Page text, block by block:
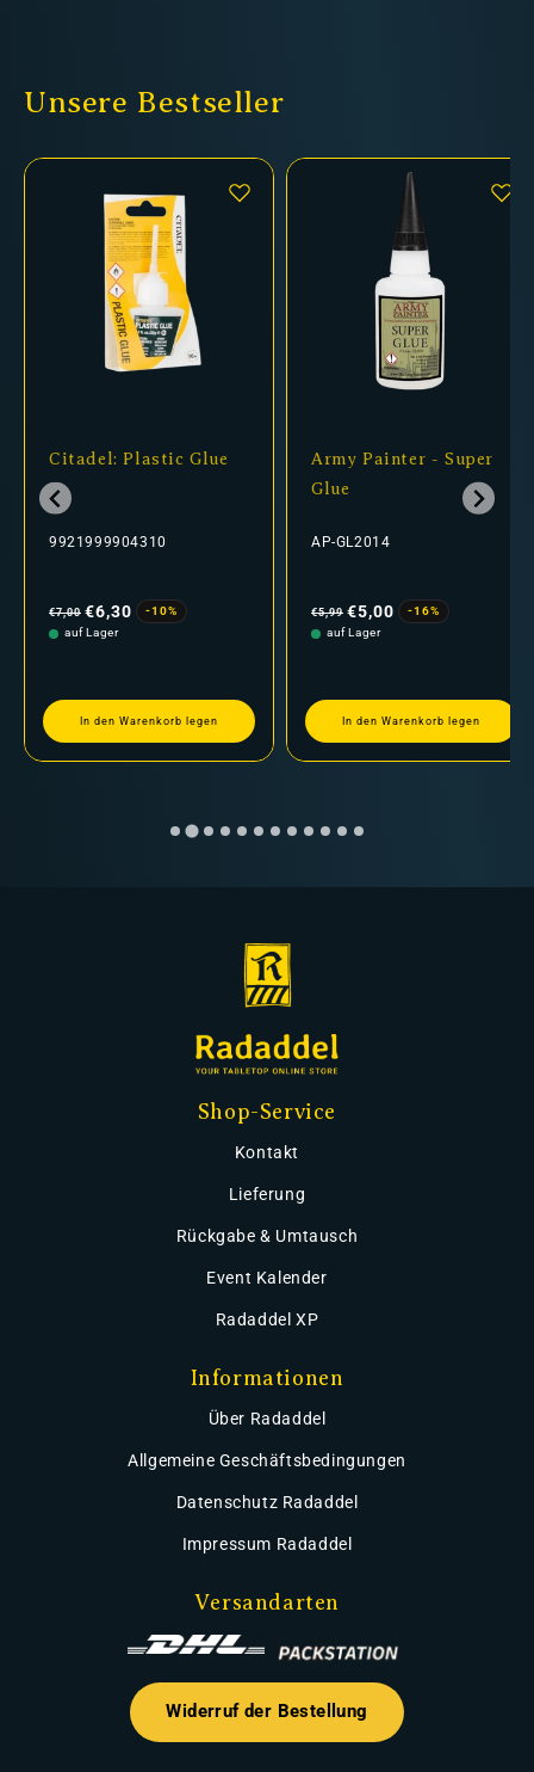
Unsere Bestseller
Citadel: Plastic Glue
9921999904310
Preis
€7,00 €6,30
-10%
auf Lager
In den Warenkorb legen
Army Painter - Super
Glue
AP-GL2014
Preis
€5,99 €5,00
-16%
auf Lager
In den Warenkorb legen
Shop-Service
Kontakt
Lieferung
Rückgabe & Umtausch
Event Kalender
Radaddel XP
Informationen
Über Radaddel
Allgemeine Geschäftsbedingungen
Datenschutz Radaddel
Impressum Radaddel
Versandarten
Widerruf der Bestellung